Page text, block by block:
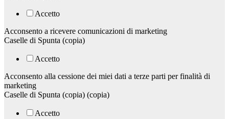
Accetto
Acconsento a ricevere comunicazioni di marketing
Caselle di Spunta (copia)
Accetto
Acconsento alla cessione dei miei dati a terze parti per finalità di
marketing
Caselle di Spunta (copia) (copia)
Accetto